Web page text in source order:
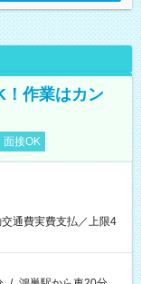
！作業はカン
面接OK
通費実費支払／上限4